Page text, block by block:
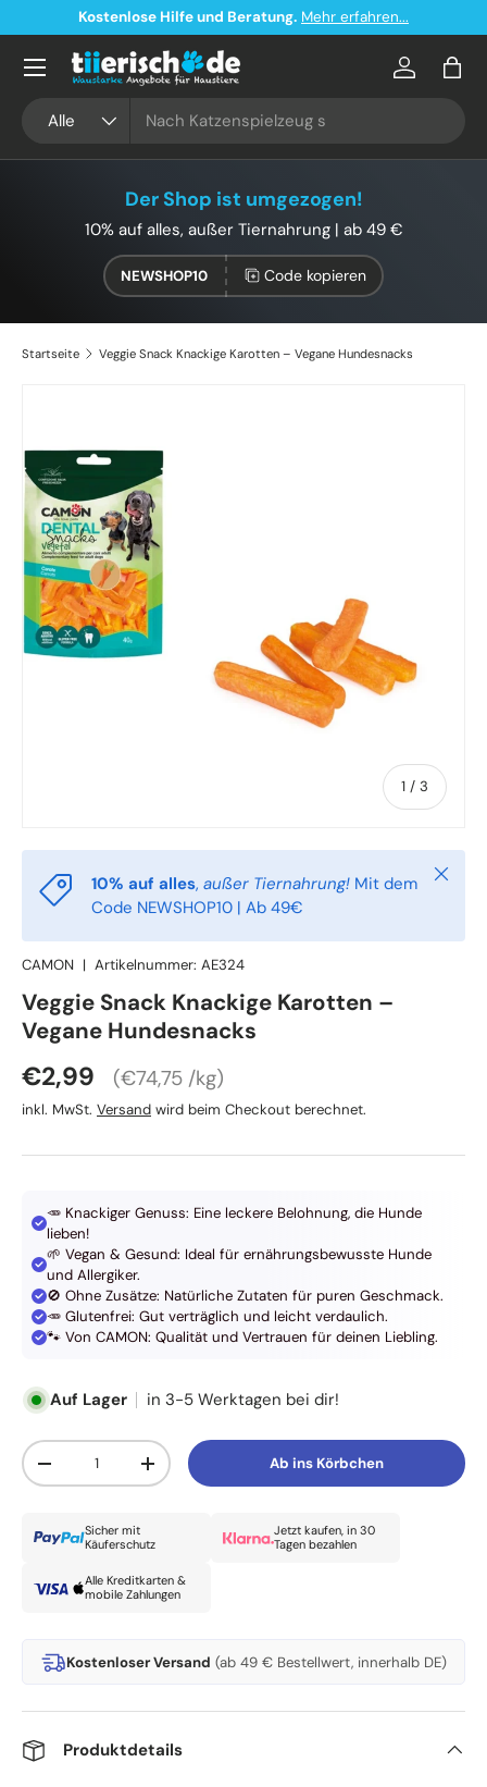
Direkt zum Inhalt
Kostenlose Hilfe und Beratung. Mehr erfahren...
Alle
Konto
Der Shop ist umgezogen!
10% auf alles, außer Tiernahrung | ab 49 €
NEWSHOP10 Code kopieren
Startseite Veggie Snack Knackige Karotten – Vegane Hundesnacks
1 / von
3
10% auf alles, außer Tiernahrung! Mit dem
Code NEWSHOP10 | Ab 49€
CAMON | Artikelnummer: AE324
CAMON
Veggie Snack Knackige Karotten –
Vegane Hundesnacks
Normaler Preis
€2,99 Grundpreis
€74,75 /kg
inkl. MwSt. Versand wird beim Checkout berechnet.
🥕 Knackiger Genuss: Eine leckere Belohnung, die Hunde
lieben!
🌱 Vegan & Gesund: Ideal für ernährungsbewusste Hunde
und Allergiker.
🚫 Ohne Zusätze: Natürliche Zutaten für puren Geschmack.
🥕 Glutenfrei: Gut verträglich und leicht verdaulich.
🐾 Von CAMON: Qualität und Vertrauen für deinen Liebling.
Auf Lager in 3-5 Werktagen bei dir!
Anzahl
Menge verringernMenge erhöhen Ab ins Körbchen
Sicher mit
Käuferschutz
Jetzt kaufen, in 30
Tagen bezahlen
Alle Kreditkarten &
mobile Zahlungen
Kostenloser Versand (ab 49 € Bestellwert, innerhalb DE)
Produktdetails